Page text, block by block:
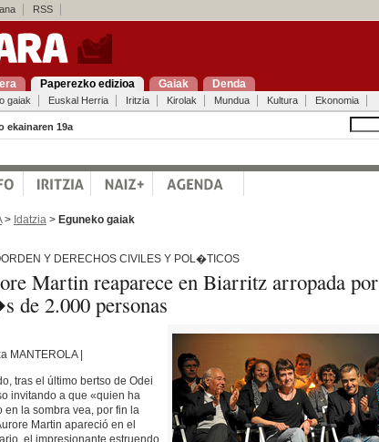
RSS
Paperezko edizioa Gaiak Denda
gaiak Euskal Herria Iritzia Kirolak Mundua Kultura Ekonomia
ekainaren 19a
> Idatzia > Eguneko gaiak
Y DERECHOS CIVILES Y POL�TICOS
Martin reaparece en Biarritz arropada por
de 2.000 personas
MANTEROLA |
tras el último bertso de Odei
invitando a que «quien ha
en la sombra vea, por fin la
Martin apareció en el
el impresionante estruendo